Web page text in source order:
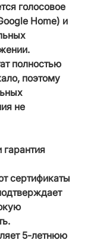
голосовое
Home) и
полностью
поэтому
не
гарантия
сертификаты
5-летнюю